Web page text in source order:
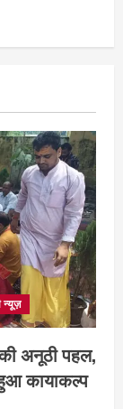
न्यूज़
अनूठी पहल,
कायाकल्प